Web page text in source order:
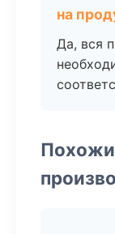
на
Да, вся